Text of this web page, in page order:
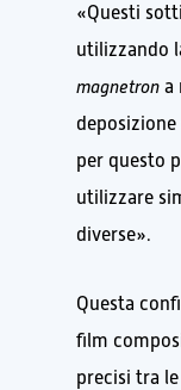
«Questi
utilizzando
magnetron a
per questo
utilizzare
diverse».
Questa
film
precisi tra